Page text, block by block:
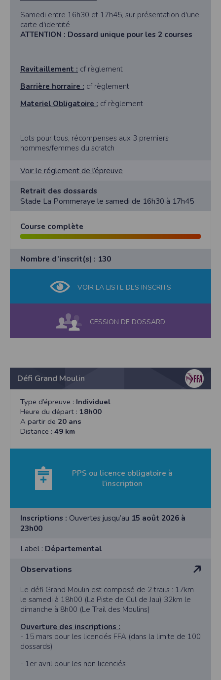
Samedi entre 16h30 et 17h45, sur présentation d'une
carte d'identité
ATTENTION : Dossard unique pour les 2 courses
Ravitaillement : cf règlement
Barrière horraire : cf règlement
Materiel Obligatoire : cf règlement
Lots pour tous, récompenses aux 3 premiers
hommes/femmes du scratch
Voir le réglement de l’épreuve
Retrait des dossards
Stade La Pommeraye le samedi de 16h30 à 17h45
Course complète
Nombre d’inscrit(s) : 130
VOIR LA LISTE DES INSCRITS
CESSION DE DOSSARD
Défi Grand Moulin
Type d’épreuve : Individuel
Heure du départ : 18h00
A partir de 20 ans
Distance : 49 km
PPS ou licence obligatoire à
l’inscription
Inscriptions : Ouvertes jusqu’au 15 août 2026 à
23h00
Label : Départemental
Observations
Le défi Grand Moulin est composé de 2 trails : 17km
le samedi à 18h00 (La Piste de Cul de Jau) 32km le
dimanche à 8h00 (Le Trail des Moulins)
Ouverture des inscriptions :
- 15 mars pour les licenciés FFA (dans la limite de 100
dossards)
- 1er avril pour les non licenciés